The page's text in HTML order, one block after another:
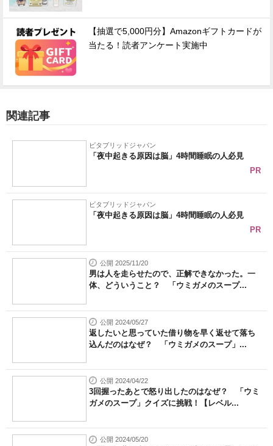
【抽選で5,000円分】Amazonギフトカードが
当たる！読者アンケート実施中
関連記事
ビタブリッドジャパン
「夜中起きる原因は脳」4時間睡眠の人必見
PR
ビタブリッドジャパン
「夜中起きる原因は脳」4時間睡眠の人必見
PR
公開 2025/11/20
男は人を走らせたので、正解できなかった。一
体、どういうこと？ 「ウミガメのスープ...
公開 2024/05/27
返したいと思っていた借り物を早く返せて落ち
込んだのはなぜ？ 「ウミガメのスープ」...
公開 2024/04/22
3回握ったあとで怒り出したのはなぜ？ 「ウミ
ガメのスープ」クイズに挑戦！【レベル...
公開 2024/05/20